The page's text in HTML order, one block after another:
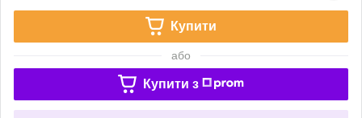
Купити
або
Купити з